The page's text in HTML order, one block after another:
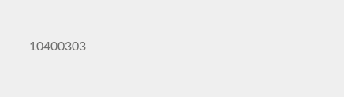
10400303